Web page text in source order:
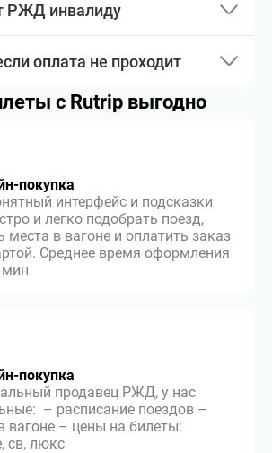
РЖД инвалиду
оплата не проходит
с Rutrip выгодно
покупка
интерфейс и подсказки
и легко подобрать поезд,
места в вагоне и оплатить заказ
Среднее время оформления
покупка
продавец РЖД, у нас
– расписание поездов –
вагоне – цены на билеты:
св, люкс